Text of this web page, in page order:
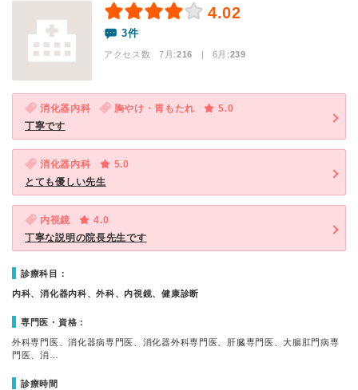
4.02
3件
アクセス数 7月:216 | 6月:239
消化器内科 胸やけ・胃もたれ
5.0
丁寧です
消化器内科
5.0
とても優しい先生
内視鏡
4.0
丁寧な説明の院長先生です
診療科目：
内科、消化器内科、外科、内視鏡、健康診断
専門医・資格：
外科専門医、消化器病専門医、消化器外科専門医、肝臓専門医、大腸肛門病専
門医、消…
診療時間